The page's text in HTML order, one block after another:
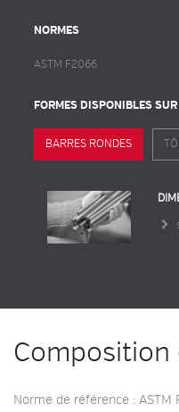
NORMES
ASTM F2066
FORMES DISPONIBLES
BARRES RONDES
Norme de référence : ASTM